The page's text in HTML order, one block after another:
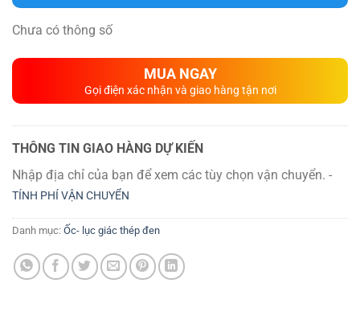
Chưa có thông số
MUA NGAY
Gọi điện xác nhận và giao hàng tận nơi
THÔNG TIN GIAO HÀNG DỰ KIẾN
Nhập địa chỉ của bạn để xem các tùy chọn vận chuyển. -
TÍNH PHÍ VẬN CHUYỂN
Danh mục: Ốc- lục giác thép đen